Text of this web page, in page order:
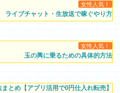
女性人気！
ライブチャット・生放送で稼ぐやり方
女性人気！
玉の輿に乗るための具体的方法
とめ【アプリ活用で0円仕入れ転売】